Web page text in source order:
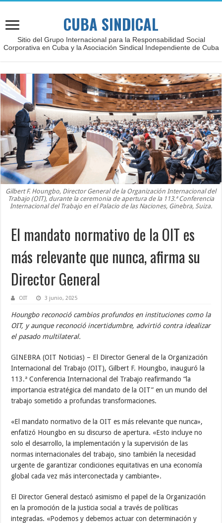
CUBA SINDICAL
Sitio del Grupo Internacional para la Responsabilidad Social
Corporativa en Cuba y la Asociación Sindical Independiente de Cuba
Gilbert F. Houngbo, Director General de la Organización Internacional del
Trabajo (OIT), durante la ceremonia de apertura de la 113.ª Conferencia
Internacional del Trabajo en el Palacio de las Naciones, Ginebra, Suiza.
El mandato normativo de la OIT es
más relevante que nunca, afirma su
Director General
OIT 3 junio, 2025
Houngbo reconoció cambios profundos en instituciones como la
OIT, y aunque reconoció incertidumbre, advirtió contra idealizar
el pasado multilateral.
GINEBRA (OIT Noticias) – El Director General de la Organización
Internacional del Trabajo (OIT), Gilbert F. Houngbo, inauguró la
113.ª Conferencia Internacional del Trabajo reafirmando “la
importancia estratégica del mandato de la OIT” en un mundo del
trabajo sometido a profundas transformaciones.
«El mandato normativo de la OIT es más relevante que nunca»,
enfatizó Houngbo en su discurso de apertura. «Esto incluye no
solo el desarrollo, la implementación y la supervisión de las
normas internacionales del trabajo, sino también la necesidad
urgente de garantizar condiciones equitativas en una economía
global cada vez más interconectada y cambiante».
El Director General destacó asimismo el papel de la Organización
en la promoción de la justicia social a través de políticas
integradas. «Podemos y debemos actuar con determinación y